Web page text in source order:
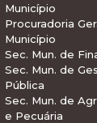
Município
Procuradoria
Município
Sec. Mun. de
Sec. Mun. de
Pública
Sec. Mun. de
e Pecuária